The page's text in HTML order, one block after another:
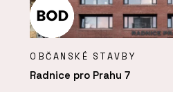
OBČANSKÉ STAVBY
Radnice pro Prahu 7